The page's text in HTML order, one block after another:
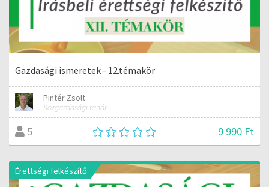
Gazdasági ismeretek - 12.témakör
Pintér Zsolt
Közgazdasági tanár
5 9 990 Ft
Érettségi felkészítő